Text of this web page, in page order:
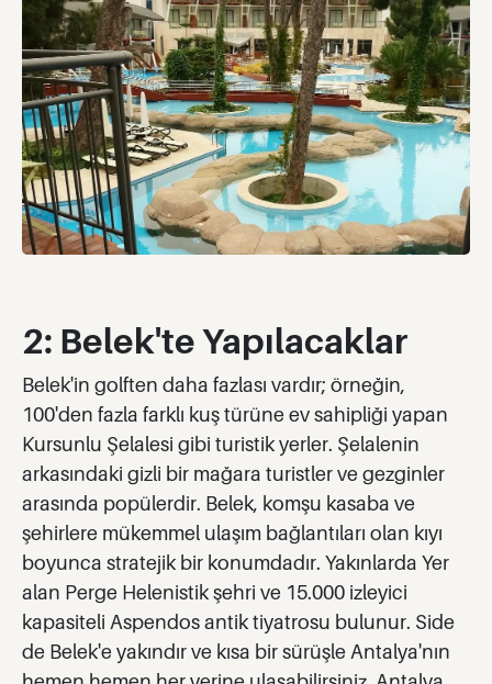
2: Belek'te Yapılacaklar
Belek'in golften daha fazlası vardır; örneğin,
100'den fazla farklı kuş türüne ev sahipliği yapan
Kursunlu Şelalesi gibi turistik yerler. Şelalenin
arkasındaki gizli bir mağara turistler ve gezginler
arasında popülerdir. Belek, komşu kasaba ve
şehirlere mükemmel ulaşım bağlantıları olan kıyı
boyunca stratejik bir konumdadır. Yakınlarda Yer
alan Perge Helenistik şehri ve 15.000 izleyici
kapasiteli Aspendos antik tiyatrosu bulunur. Side
de Belek'e yakındır ve kısa bir sürüşle Antalya'nın